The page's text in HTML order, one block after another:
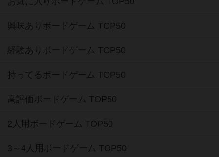
興味ありボードゲーム TOP50
経験ありボードゲーム TOP50
持ってるボードゲーム TOP50
高評価ボードゲーム TOP50
2人用ボードゲーム TOP50
3～4人用ボードゲーム TOP50